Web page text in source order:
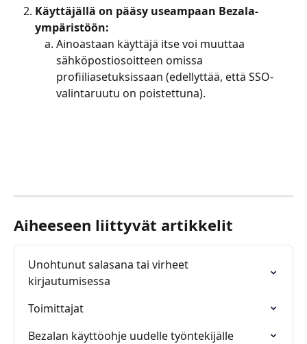
Käyttäjällä on pääsy useampaan Bezala-
ympäristöön:
Ainoastaan käyttäjä itse voi muuttaa
sähköpostiosoitteen omissa
profiiliasetuksissaan (edellyttää, että SSO-
valintaruutu on poistettuna).
Aiheeseen liittyvät artikkelit
Unohtunut salasana tai virheet
kirjautumisessa
Toimittajat
Bezalan käyttöohje uudelle työntekijälle